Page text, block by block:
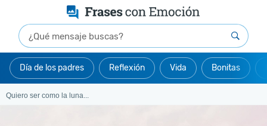
Día de los padres Reflexión Vida Bonitas
Quiero ser como la luna...